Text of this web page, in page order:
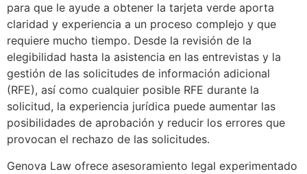
para que le ayude a obtener la tarjeta verde aporta
claridad y experiencia a un proceso complejo y que
requiere mucho tiempo. Desde la revisión de la
elegibilidad hasta la asistencia en las entrevistas y la
gestión de las solicitudes de información adicional
(RFE), así como cualquier posible RFE durante la
solicitud, la experiencia jurídica puede aumentar las
posibilidades de aprobación y reducir los errores que
provocan el rechazo de las solicitudes.
Genova Law ofrece asesoramiento legal experimentado